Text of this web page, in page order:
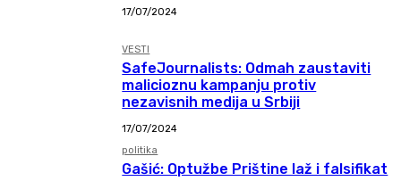
17/07/2024
VESTI
SafeJournalists: Odmah zaustaviti
malicioznu kampanju protiv
nezavisnih medija u Srbiji
17/07/2024
politika
Gašić: Optužbe Prištine laž i falsifikat